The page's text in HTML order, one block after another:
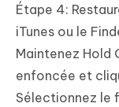
Étape 4:
iTunes ou le
Maintenez Hold
enfoncée et
Sélectionnez le